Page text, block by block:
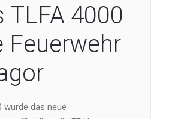
TLFA 4000
Feuerwehr
wurde das neue